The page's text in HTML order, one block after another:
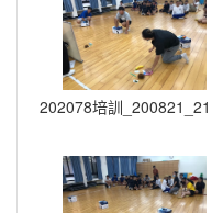
202078培訓_200821_21